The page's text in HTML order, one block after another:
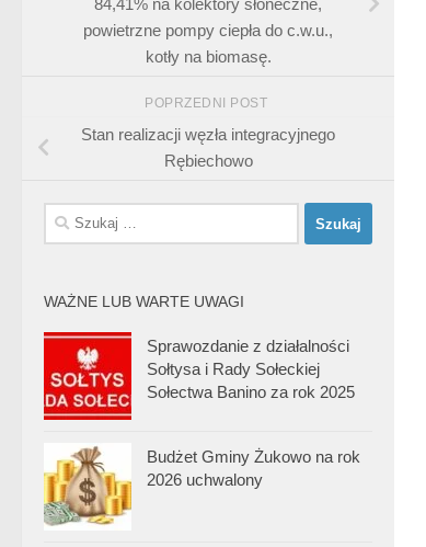
powietrzne pompy ciepła do c.w.u.,
kotły na biomasę.
POPRZEDNI POST
Stan realizacji węzła integracyjnego
Rębiechowo
Szukaj:
WAŻNE LUB WARTE UWAGI
Sprawozdanie z działalności
Sołtysa i Rady Sołeckiej
Sołectwa Banino za rok 2025
Budżet Gminy Żukowo na rok
2026 uchwalony